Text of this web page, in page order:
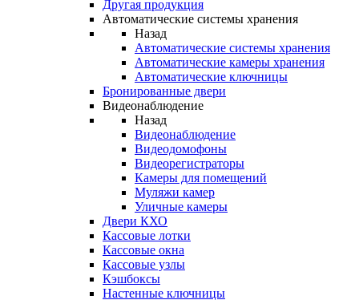
Другая продукция
Автоматические системы хранения
Назад
Автоматические системы хранения
Автоматические камеры хранения
Автоматические ключницы
Бронированные двери
Видеонаблюдение
Назад
Видеонаблюдение
Видеодомофоны
Видеорегистраторы
Камеры для помещений
Муляжи камер
Уличные камеры
Двери КХО
Кассовые лотки
Кассовые окна
Кассовые узлы
Кэшбоксы
Настенные ключницы